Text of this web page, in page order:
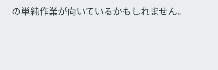
の単純作業が向いているかもしれません。